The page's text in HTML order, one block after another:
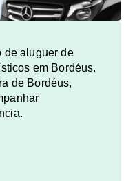
de aluguer de
em Bordéus.
de Bordéus,